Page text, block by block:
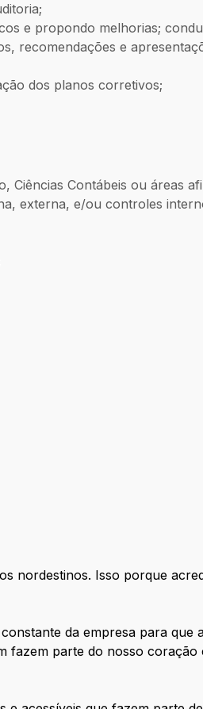
e propondo melhorias;
recomendações e
dos planos corretivos;
Ciências Contábeis ou áreas
externa, e/ou controles
nordestinos. Isso porque
da empresa para
fazem parte do nosso